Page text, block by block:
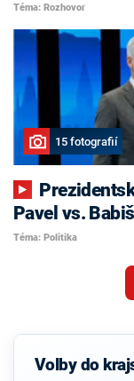
Téma: Rozhovor
15 fotografií
Pavel vs.
Téma: Politika
Volby do